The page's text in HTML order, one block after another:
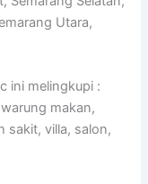
Utara,
ini melingkupi :
makan,
sakit, villa, salon,